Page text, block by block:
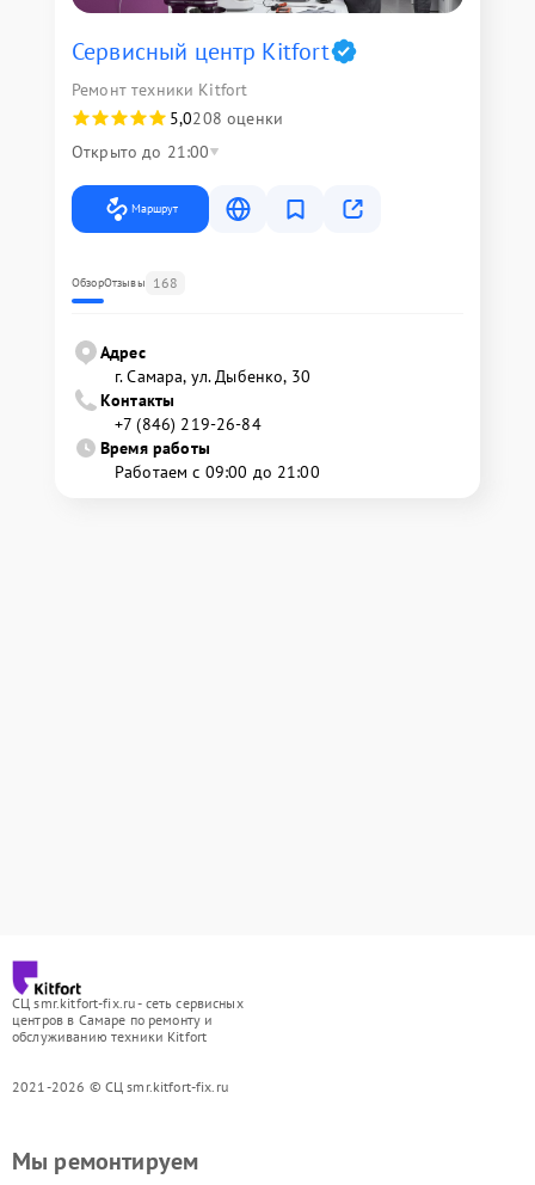
Сервисный центр Kitfort
Ремонт техники Kitfort
5,0208 оценки
Открыто до 21:00
Маршрут
ОбзорОтзывы 168
Адрес
г. Самара, ул. Дыбенко, 30
Контакты
+7 (846) 219-26-84
Время работы
Работаем с 09:00 до 21:00
СЦ smr.kitfort-fix.ru - сеть сервисных
центров в Самаре по ремонту и
обслуживанию техники Kitfort
2021-2026 © СЦ smr.kitfort-fix.ru
Мы ремонтируем